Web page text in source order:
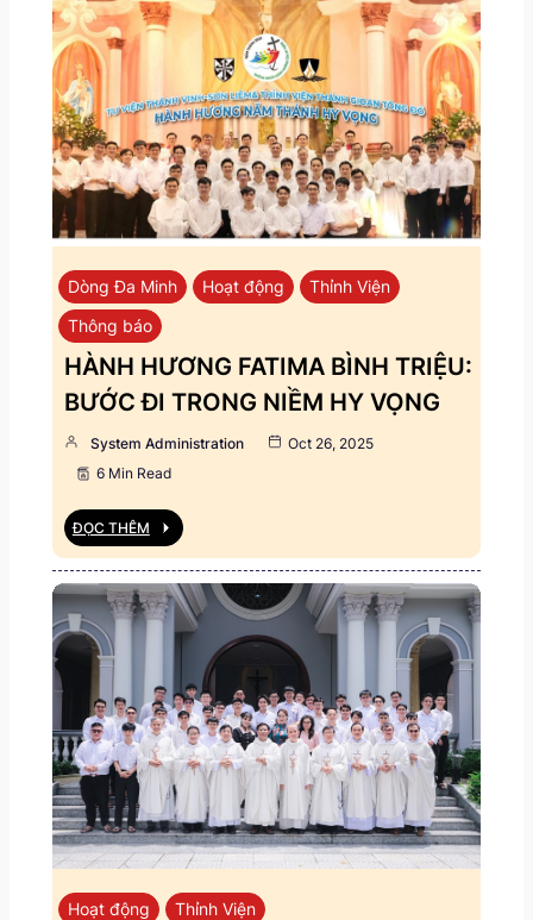
Dòng Đa Minh Hoạt động
Thỉnh Viện
Thông báo
HÀNH HƯƠNG FATIMA BÌNH TRIỆU:
BƯỚC ĐI TRONG NIỀM HY VỌNG
System Administration
Oct 26, 2025
6 Min Read
ĐỌC THÊM
Hoạt động Thỉnh Viện